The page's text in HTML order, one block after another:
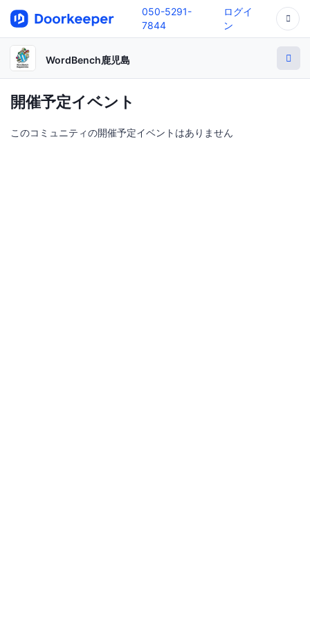
050-5291-
7844
ログイ
ン
WordBench鹿児島
開催予定イベント
このコミュニティの開催予定イベントはありません